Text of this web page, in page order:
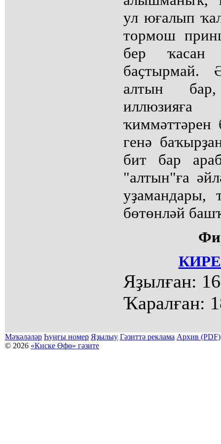
ул юғалып
тормош
бер
баҫтырмай.
алтын
ҡиммәттәрен
генә
бит бар
"алтын"ға
бөтөнләй
Яҙылған:
Ҡаралған:
Мәҡәләләр Һуңғы номер Яҙылыу Гәзиттә реклама Архив (PDF)
© 2026 «Киске Өфө» гәзите